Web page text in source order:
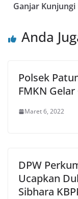
Ganjar
Anda
Polsek
FMKN
Maret 6, 2022
DPW
Ucapkan
Sibhara